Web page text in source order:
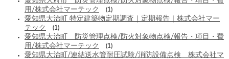
用/株式会社マーテック
(1)
愛知県大治町 特定建築物定期調査｜定期報告｜株式会社マー
テック
(1)
愛知県大治町 防災管理点検/防火対象物点検/報告・項目・費
用/株式会社マーテック
(1)
愛知県大治町/連結送水管耐圧試験/消防設備点検 株式会社マ